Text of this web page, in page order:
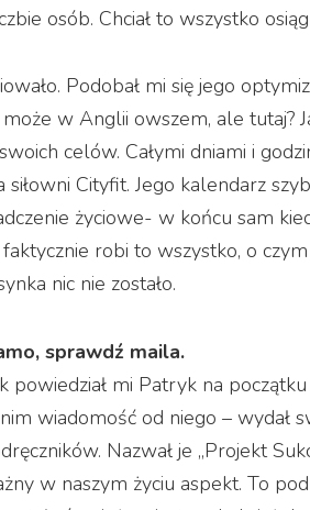
osób. Chciał to wszystko
Podobał mi się jego
w Anglii owszem, ale tutaj?
celów. Całymi dniami i
Cityfit. Jego kalendarz
życiowe- w końcu sam
robi to wszystko, o
nic nie zostało.
sprawdź maila.
powiedział mi Patryk na początku
wiadomość od niego – wydał
Nazwał je „Projekt
w naszym życiu aspekt. To